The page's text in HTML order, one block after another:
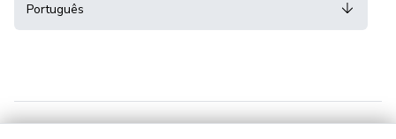
Português